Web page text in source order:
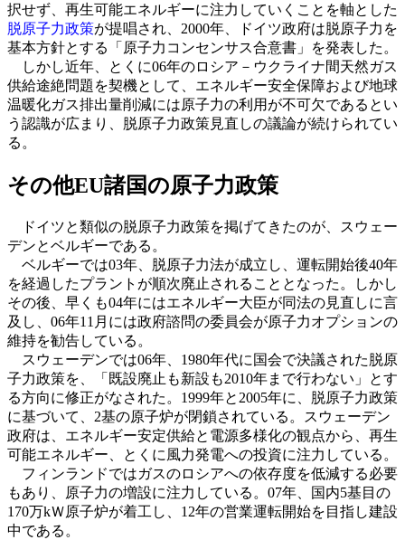
択せず、再生可能エネルギーに注力していくことを軸とした
脱原子力政策が提唱され、2000年、ドイツ政府は脱原子力を
基本方針とする「原子力コンセンサス合意書」を発表した。
しかし近年、とくに06年のロシア－ウクライナ間天然ガス
供給途絶問題を契機として、エネルギー安全保障および地球
温暖化ガス排出量削減には原子力の利用が不可欠であるとい
う認識が広まり、脱原子力政策見直しの議論が続けられてい
る。
その他EU諸国の原子力政策
ドイツと類似の脱原子力政策を掲げてきたのが、スウェー
デンとベルギーである。
ベルギーでは03年、脱原子力法が成立し、運転開始後40年
を経過したプラントが順次廃止されることとなった。しかし
その後、早くも04年にはエネルギー大臣が同法の見直しに言
及し、06年11月には政府諮問の委員会が原子力オプションの
維持を勧告している。
スウェーデンでは06年、1980年代に国会で決議された脱原
子力政策を、「既設廃止も新設も2010年まで行わない」とす
る方向に修正がなされた。1999年と2005年に、脱原子力政策
に基づいて、2基の原子炉が閉鎖されている。スウェーデン
政府は、エネルギー安定供給と電源多様化の観点から、再生
可能エネルギー、とくに風力発電への投資に注力している。
フィンランドではガスのロシアへの依存度を低減する必要
もあり、原子力の増設に注力している。07年、国内5基目の
170万kＷ原子炉が着工し、12年の営業運転開始を目指し建設
中である。